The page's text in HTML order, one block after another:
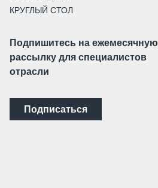
КРУГЛЫЙ СТОЛ
Подпишитесь на ежемесячную
рассылку для специалистов
отрасли
Подписаться